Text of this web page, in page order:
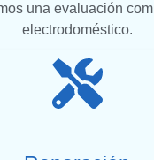
una evaluación
electrodoméstico.